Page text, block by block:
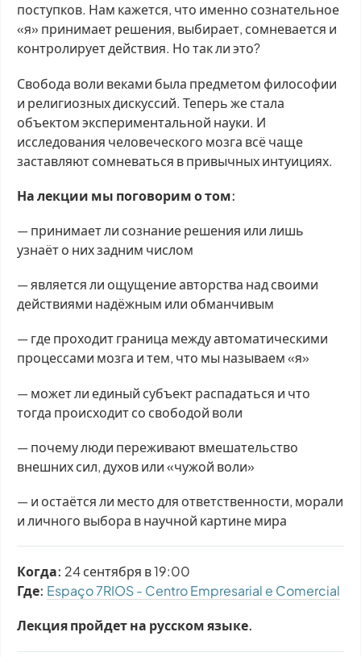
поступков. Нам кажется, что именно сознательное
«я» принимает решения, выбирает, сомневается и
контролирует действия. Но так ли это?
Свобода воли веками была предметом философии
и религиозных дискуссий. Теперь же стала
объектом экспериментальной науки. И
исследования человеческого мозга всё чаще
заставляют сомневаться в привычных интуициях.
На лекции мы поговорим о том:
— принимает ли сознание решения или лишь
узнаёт о них задним числом
— является ли ощущение авторства над своими
действиями надёжным или обманчивым
— где проходит граница между автоматическими
процессами мозга и тем, что мы называем «я»
— может ли единый субъект распадаться и что
тогда происходит со свободой воли
— почему люди переживают вмешательство
внешних сил, духов или «чужой воли»
— и остаётся ли место для ответственности, морали
и личного выбора в научной картине мира
Когда: 24 сентября в 19:00
Где: Espaço 7RIOS - Centro Empresarial e Comercial
Лекция пройдет на русском языке.